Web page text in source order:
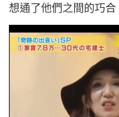
想通了他們之間的巧